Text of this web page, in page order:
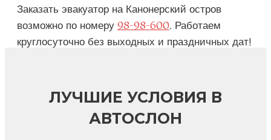
Заказать эвакуатор на Канонерский остров
возможно по номеру98-98-600. Работаем
круглосуточно без выходных и праздничных дат!
ЛУЧШИЕ УСЛОВИЯ В
АВТОСЛОН